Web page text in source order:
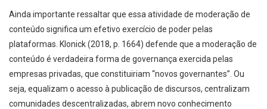
Ainda importante ressaltar que essa atividade de moderação de
conteúdo significa um efetivo exercício de poder pelas
plataformas. Klonick (2018, p. 1664) defende que a moderação de
conteúdo é verdadeira forma de governança exercida pelas
empresas privadas, que constituiriam “novos governantes”. Ou
seja, equalizam o acesso à publicação de discursos, centralizam
comunidades descentralizadas, abrem novo conhecimento